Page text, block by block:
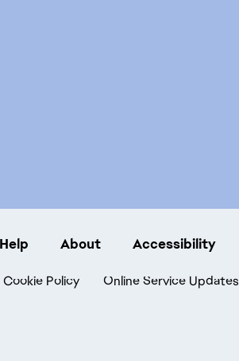
About Accessibility
Policy Online Service Updates